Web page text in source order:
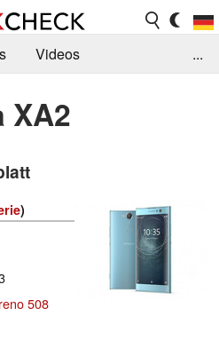
Videos
Suche
...
XA2
)
508